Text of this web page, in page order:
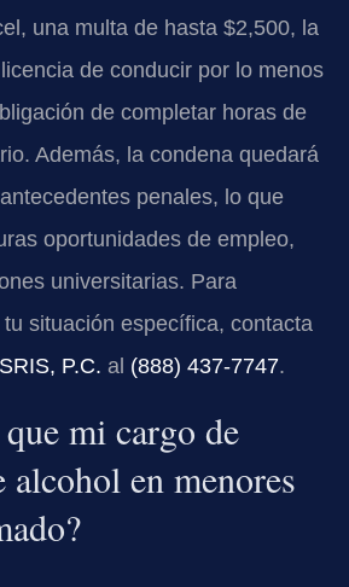
una multa de hasta $2,500, la
de conducir por lo menos
de completar horas de
Además, la condena quedará
penales, lo que
oportunidades de empleo,
universitarias. Para
situación específica, contacta
P.C. al (888) 437‑7747.
mi cargo de
alcohol en menores